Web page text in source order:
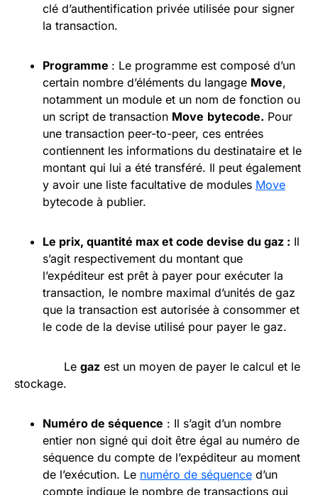
clé d’authentification privée utilisée pour signer
la transaction.
Programme : Le programme est composé d’un
certain nombre d’éléments du langage Move,
notamment un module et un nom de fonction ou
un script de transaction Move bytecode. Pour
une transaction peer-to-peer, ces entrées
contiennent les informations du destinataire et le
montant qui lui a été transféré. Il peut également
y avoir une liste facultative de modules Move
bytecode à publier.
Le prix, quantité max et code devise du gaz : Il
s’agit respectivement du montant que
l’expéditeur est prêt à payer pour exécuter la
transaction, le nombre maximal d’unités de gaz
que la transaction est autorisée à consommer et
le code de la devise utilisé pour payer le gaz.
Le gaz est un moyen de payer le calcul et le
stockage.
Numéro de séquence : Il s’agit d’un nombre
entier non signé qui doit être égal au numéro de
séquence du compte de l’expéditeur au moment
de l’exécution. Le numéro de séquence d’un
compte indique le nombre de transactions qui